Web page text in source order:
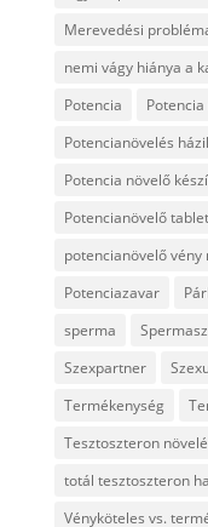
Merevedési
nemi vágy hiánya a
Potencia
Potencianövelés
Potencia növelő
Potencianövelő
potencianövelő vény
Potenciazavar
sperma
Szexpartner
Termékenység
Tesztoszteron
totál tesztoszteron
Vényköteles vs.